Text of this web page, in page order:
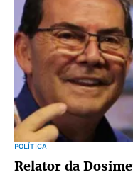
POLÍTICA
Relator da